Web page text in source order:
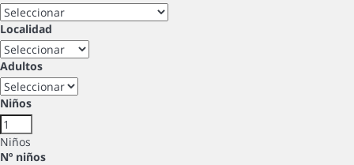
Localidad
Adultos
Niños
Niños
Nº niños